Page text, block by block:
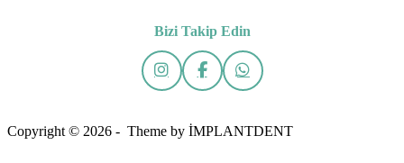
Bizi Takip Edin
Copyright © 2026 - Theme by İMPLANTDENT